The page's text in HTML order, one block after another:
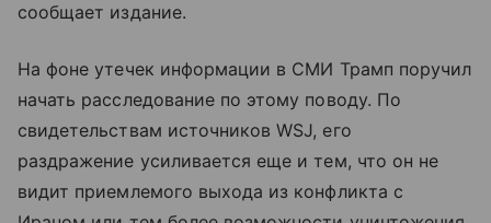
сообщает издание.
На фоне утечек информации в СМИ Трамп поручил
начать расследование по этому поводу. По
свидетельствам источников WSJ, его
раздражение усиливается еще и тем, что он не
видит приемлемого выхода из конфликта с